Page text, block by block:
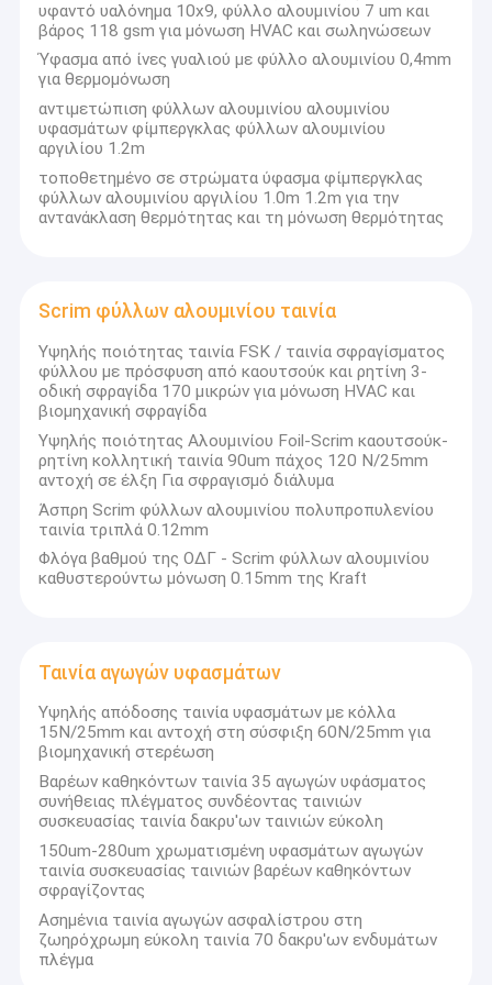
Ταινία υφασμάτων γυαλιού φύλλων αλουμινίου αργιλίου
Αντιμέτωπο φύλλο αλουμινίου έγγραφο της Kraft
Ύφασμα φίμπεργκλας φύλλων αλουμινίου αργιλίου
Scrim φύλλων αλουμινίου ταινία
Ταινία αγωγών υφασμάτων
Κολλητική ταινία της PET
Ρίψη επένδυσης ακρίβειας
Ηλεκτρική πίνακα μόνωσης
υφαντό υαλόνημα 10x9, φύλλο αλουμινίου 7 um και
βάρος 118 gsm για μόνωση HVAC και σωληνώσεων
Ύφασμα από ίνες γυαλιού με φύλλο αλουμινίου 0,4mm
για θερμομόνωση
αντιμετώπιση φύλλων αλουμινίου αλουμινίου
υφασμάτων φίμπεργκλας φύλλων αλουμινίου
αργιλίου 1.2m
τοποθετημένο σε στρώματα ύφασμα φίμπεργκλας
φύλλων αλουμινίου αργιλίου 1.0m 1.2m για την
αντανάκλαση θερμότητας και τη μόνωση θερμότητας
Scrim φύλλων αλουμινίου ταινία
Υψηλής ποιότητας ταινία FSK / ταινία σφραγίσματος
φύλλου με πρόσφυση από καουτσούκ και ρητίνη 3-
οδική σφραγίδα 170 μικρών για μόνωση HVAC και
βιομηχανική σφραγίδα
Υψηλής ποιότητας Αλουμινίου Foil-Scrim καουτσούκ-
ρητίνη κολλητική ταινία 90um πάχος 120 N/25mm
αντοχή σε έλξη Για σφραγισμό διάλυμα
Άσπρη Scrim φύλλων αλουμινίου πολυπροπυλενίου
ταινία τριπλά 0.12mm
Φλόγα βαθμού της ΟΔΓ - Scrim φύλλων αλουμινίου
καθυστερούντω μόνωση 0.15mm της Kraft
Ταινία αγωγών υφασμάτων
Υψηλής απόδοσης ταινία υφασμάτων με κόλλα
15N/25mm και αντοχή στη σύσφιξη 60N/25mm για
βιομηχανική στερέωση
Βαρέων καθηκόντων ταινία 35 αγωγών υφάσματος
συνήθειας πλέγματος συνδέοντας ταινιών
συσκευασίας ταινία δακρυ'ων ταινιών εύκολη
150um-280um χρωματισμένη υφασμάτων αγωγών
ταινία συσκευασίας ταινιών βαρέων καθηκόντων
σφραγίζοντας
Ασημένια ταινία αγωγών ασφαλίστρου στη
ζωηρόχρωμη εύκολη ταινία 70 δακρυ'ων ενδυμάτων
πλέγμα
και βελτιστοποιούμε με συνέπεια την απόδοση και σας βοηθάμε
να επιτύχετε μακροπρόθεσμη αξία.
Η Κεντρική Επιχείρησή μας
βιομηχανικών αγαθών, με βασικές γραμμές προϊόντων που
περιλαμβάνουν:
· Προϊόντα ηλεκτρικής μόνωσης
· Προϊόντα θερμικής μόνωσης ∙ Εφαρμογές εξοικονόμησης
ενέργειας για την κατασκευή, τη βιομηχανία και την ψυχρή
αλυσίδα.
Συνεχίζουμε να επεκτείνουμε τις προσφορές μας για να
ανταποκριθούμε ευέλικτα στις ανάγκες της παγκόσμιας
Γιατί να μας επιλέξετε; ∆ημιουργώντας μοναδική αξία
για εσάς
· Ασφαλισμένη ποιότητα
· Προς το παρόν ∆ημοσίευση ∆εδομένου του
χρονοδιαγράμματος σας με αξιόπιστη εφοδιαστική.
διαθέσιμη.
· Ανταγωνιστικές τιμές ∙ Αποδοτικές από άποψη κόστους
χωρίς να διακυβεύεται η ποιότητα.
· Έτοιμη για προσαρμογή
Ανυπομονούμε να δημιουργήσουμε μια μακροχρόνια και
δημιουργήσουμε ένα κοινό μέλλον.
UN.Tex (Dalian) Co., Ltd.
Διεύθυνση: πόλη Dalian, επαρχία Liaoning, Κίνα
Ηλεκτρονικό μήνυμα: info@un-tex.com
Ιστοσελίδα:Εφαρμογή του κανονισμού (ΕΚ) αριθ.